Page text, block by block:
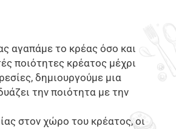
αγαπάμε το κρέας όσο και
ποιότητες κρέατος μέχρι
δημιουργούμε μια
την ποιότητα με την
στον χώρο του κρέατος, οι